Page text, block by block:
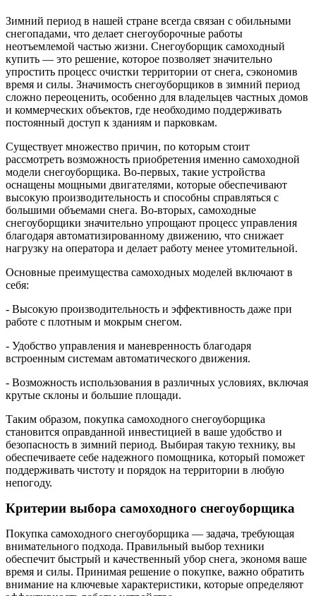
Зимний период в нашей стране всегда связан с обильными
снегопадами, что делает снегоуборочные работы
неотъемлемой частью жизни. Снегоуборщик самоходный
купить — это решение, которое позволяет значительно
упростить процесс очистки территории от снега, сэкономив
время и силы. Значимость снегоуборщиков в зимний период
сложно переоценить, особенно для владельцев частных домов
и коммерческих объектов, где необходимо поддерживать
постоянный доступ к зданиям и парковкам.
Существует множество причин, по которым стоит
рассмотреть возможность приобретения именно самоходной
модели снегоуборщика. Во-первых, такие устройства
оснащены мощными двигателями, которые обеспечивают
высокую производительность и способны справляться с
большими объемами снега. Во-вторых, самоходные
снегоуборщики значительно упрощают процесс управления
благодаря автоматизированному движению, что снижает
нагрузку на оператора и делает работу менее утомительной.
Основные преимущества самоходных моделей включают в
себя:
- Высокую производительность и эффективность даже при
работе с плотным и мокрым снегом.
- Удобство управления и маневренность благодаря
встроенным системам автоматического движения.
- Возможность использования в различных условиях, включая
крутые склоны и большие площади.
Таким образом, покупка самоходного снегоуборщика
становится оправданной инвестицией в ваше удобство и
безопасность в зимний период. Выбирая такую технику, вы
обеспечиваете себе надежного помощника, который поможет
поддерживать чистоту и порядок на территории в любую
непогоду.
Критерии выбора самоходного снегоуборщика
Покупка самоходного снегоуборщика — задача, требующая
внимательного подхода. Правильный выбор техники
обеспечит быстрый и качественный убор снега, экономя ваше
время и силы. Принимая решение о покупке, важно обратить
внимание на ключевые характеристики, которые определяют